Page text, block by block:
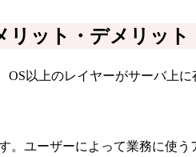
リット・デメリット
以上のレイヤーがサーバ上
ユーザーによって業務に使